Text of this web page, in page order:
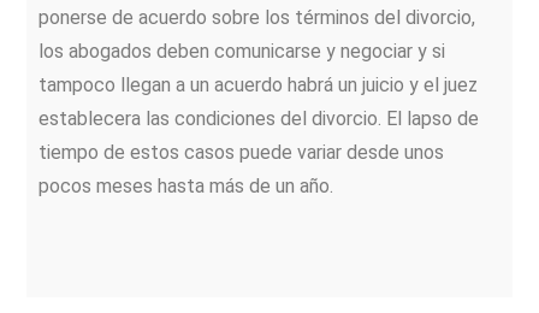
ponerse de acuerdo sobre los términos del divorcio,
los abogados deben comunicarse y negociar y si
tampoco llegan a un acuerdo habrá un juicio y el juez
establecera las condiciones del divorcio. El lapso de
tiempo de estos casos puede variar desde unos
pocos meses hasta más de un año.